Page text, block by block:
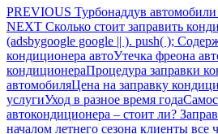
Навигация
по
записям
PREVIOUS Предыдущая
запись:
Турбонаддув
NEXT Следующая
запись:
Сколько стоит заправить
(adsbygoogle google || ). push( );
кондиционера автоУтечка фреона
кондиционераПроцедура заправки
автомобиляЦена на заправку
услугиУход в разное время
автокондиционера – стоит ли?
началом летнего сезона клиенты все